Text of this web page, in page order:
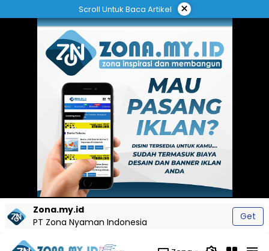
ke
Scroll Untuk Baca Artikel ×
Zona.my.id
PT Zona Nyaman Indonesia
Get